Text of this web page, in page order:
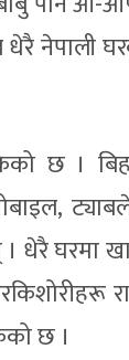
नेपाली
छ ।
धेरै घरमा
छ ।